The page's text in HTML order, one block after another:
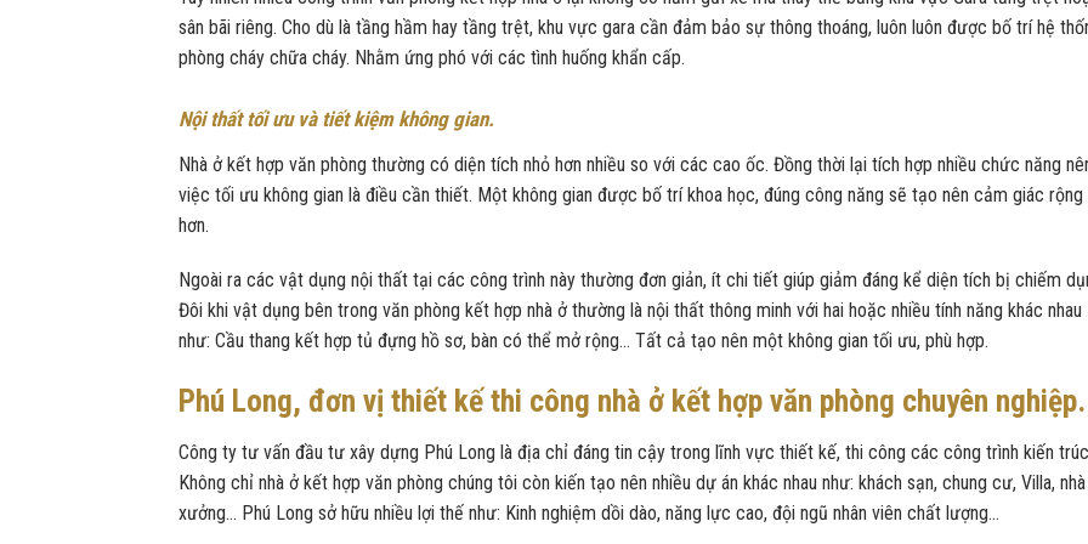
sân bãi riêng. Cho dù là tầng hầm hay tầng trệt, khu vực gara cần đảm bảo sự thông thoáng, luôn luôn được bố trí hệ
phòng cháy chữa cháy. Nhằm ứng phó với các tình huống khẩn cấp.
Nội thất tối ưu và tiết kiệm không gian.
Nhà ở kết hợp văn phòng thường có diện tích nhỏ hơn nhiều so với các cao ốc. Đồng thời lại tích hợp nhiều chức năng
việc tối ưu không gian là điều cần thiết. Một không gian được bố trí khoa học, đúng công năng sẽ tạo nên cảm giác rộng
hơn.
Ngoài ra các vật dụng nội thất tại các công trình này thường đơn giản, ít chi tiết giúp giảm đáng kể diện tích bị chiếm
Đôi khi vật dụng bên trong văn phòng kết hợp nhà ở thường là nội thất thông minh với hai hoặc nhiều tính năng khác nhau
như: Cầu thang kết hợp tủ đựng hồ sơ, bàn có thể mở rộng… Tất cả tạo nên một không gian tối ưu, phù hợp.
Phú Long, đơn vị thiết kế thi công nhà ở kết hợp văn phòng chuyên nghiệp.
Công ty tư vấn đầu tư xây dựng Phú Long là địa chỉ đáng tin cậy trong lĩnh vực thiết kế, thi công các công trình kiến
Không chỉ nhà ở kết hợp văn phòng chúng tôi còn kiến tạo nên nhiều dự án khác nhau như: khách sạn, chung cư, Villa, nhà
xưởng… Phú Long sở hữu nhiều lợi thế như: Kinh nghiệm dồi dào, năng lực cao, đội ngũ nhân viên chất lượng…